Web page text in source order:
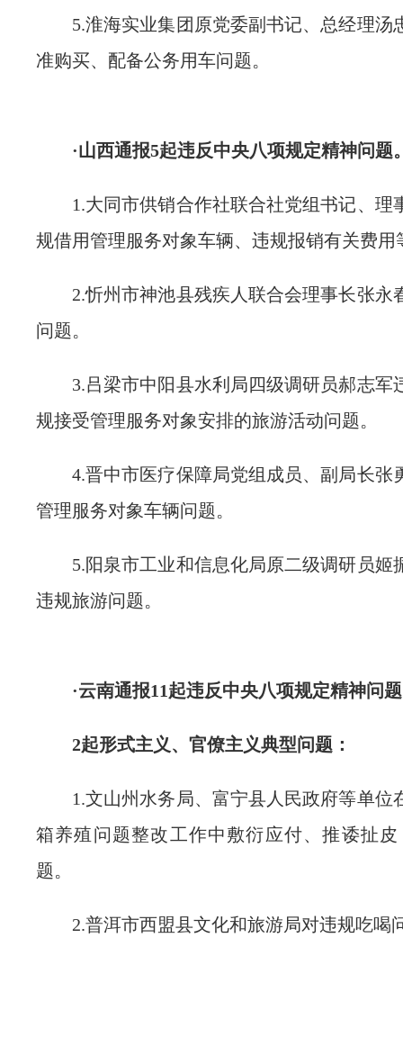
5.淮海实业集团原党委副书记、总经理
准购买、配备公务用车问题。
·山西通报5起违反中央八项规定精神问题
1.大同市供销合作社联合社党组书记、
规借用管理服务对象车辆、违规报销有关费用
2.忻州市神池县残疾人联合会理事长张
问题。
3.吕梁市中阳县水利局四级调研员郝志
规接受管理服务对象安排的旅游活动问题。
4.晋中市医疗保障局党组成员、副局长张
管理服务对象车辆问题。
5.阳泉市工业和信息化局原二级调研员
违规旅游问题。
·云南通报11起违反中央八项规定精神问
2起形式主义、官僚主义典型问题：
1.文山州水务局、富宁县人民政府等单
箱养殖问题整改工作中敷衍应付、推诿扯
题。
2.普洱市西盟县文化和旅游局对违规吃喝